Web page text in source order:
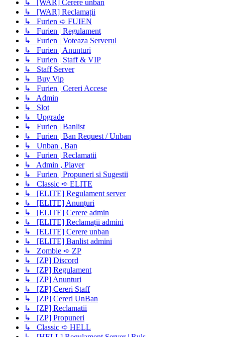
↳ [WAR] Cerere unban
↳ [WAR] Reclamații
↳ Furien ➪ FUIEN
↳ Furien | Regulament
↳ Furien | Voteaza Serverul
↳ Furien | Anunturi
↳ Furien | Staff & VIP
↳ Staff Server
↳ Buy Vip
↳ Furien | Cereri Accese
↳ Admin
↳ Slot
↳ Upgrade
↳ Furien | Banlist
↳ Furien | Ban Request / Unban
↳ Unban , Ban
↳ Furien | Reclamatii
↳ Admin , Player
↳ Furien | Propuneri si Sugestii
↳ Classic ➪ ELITE
↳ [ELITE] Regulament server
↳ [ELITE] Anunțuri
↳ [ELITE] Cerere admin
↳ [ELITE] Reclamații admini
↳ [ELITE] Cerere unban
↳ [ELITE] Banlist admini
↳ Zombie ➪ ZP
↳ [ZP] Discord
↳ [ZP] Regulament
↳ [ZP] Anunturi
↳ [ZP] Cereri Staff
↳ [ZP] Cereri UnBan
↳ [ZP] Reclamatii
↳ [ZP] Propuneri
↳ Classic ➪ HELL